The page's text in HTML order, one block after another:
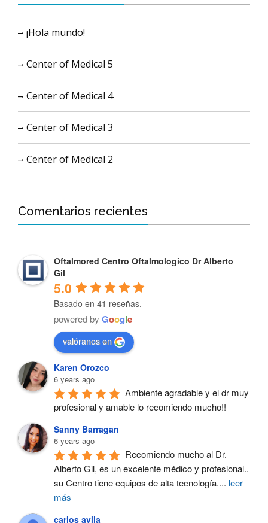
¡Hola mundo!
Center of Medical 5
Center of Medical 4
Center of Medical 3
Center of Medical 2
Comentarios recientes
Oftalmored Centro Oftalmologico Dr Alberto
Gil
5.0
Basado en 41 reseñas.
powered by Google
valóranos en
Karen Orozco
6 years ago
Ambiente agradable y el dr muy
profesional y amable lo recomiendo mucho!!
Sanny Barragan
6 years ago
Recomiendo mucho al Dr.
Alberto Gil, es un excelente médico y profesional..
su Centro tiene equipos de alta tecnología.... leer
más
carlos avila